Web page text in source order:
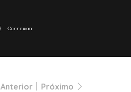
Connexion
Anterior Próximo